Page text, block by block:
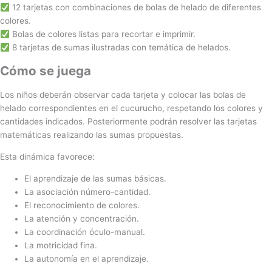
12 tarjetas con combinaciones de bolas de helado de diferentes
colores.
Bolas de colores listas para recortar e imprimir.
8 tarjetas de sumas ilustradas con temática de helados.
Cómo se juega
Los niños deberán observar cada tarjeta y colocar las bolas de
helado correspondientes en el cucurucho, respetando los colores y
cantidades indicados. Posteriormente podrán resolver las tarjetas
matemáticas realizando las sumas propuestas.
Esta dinámica favorece:
El aprendizaje de las sumas básicas.
La asociación número-cantidad.
El reconocimiento de colores.
La atención y concentración.
La coordinación óculo-manual.
La motricidad fina.
La autonomía en el aprendizaje.